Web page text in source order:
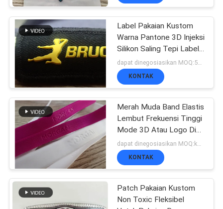
PRIVASI
Label karet silikon
128
Label Woven
pakaian
51
Label Pakaian Kustom
Warna Pantone 3D Injeksi
Silikon Saling Tepi Label
Tenunan
KONTAK
Merah Muda Band Elastis
Lembut Frekuensi Tinggi
Mode 3D Atau Logo Di
Anyaman Untuk Pakaian
KONTAK
Patch Pakaian Kustom
Non Toxic Fleksibel